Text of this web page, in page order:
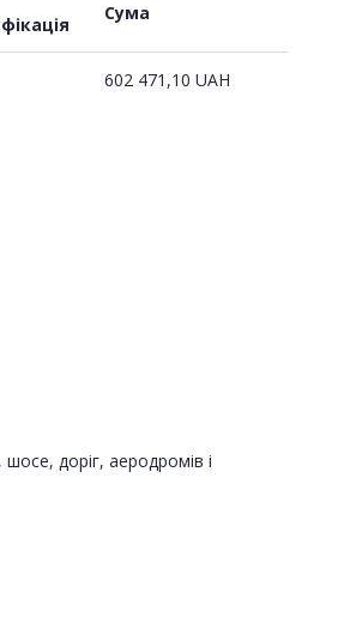
Сума
602 471,10 UAH
доріг, аеродромів і